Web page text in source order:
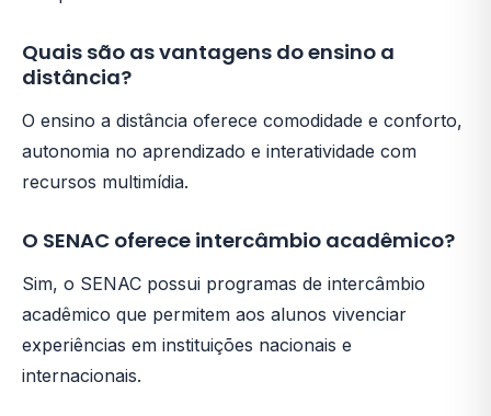
Quais são as vantagens do ensino a
distância?
O ensino a distância oferece comodidade e conforto,
autonomia no aprendizado e interatividade com
recursos multimídia.
O SENAC oferece intercâmbio acadêmico?
Sim, o SENAC possui programas de intercâmbio
acadêmico que permitem aos alunos vivenciar
experiências em instituições nacionais e
internacionais.